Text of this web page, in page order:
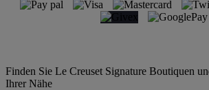
Finden Sie Le Creuset Signature Boutiquen
Ihrer Nähe